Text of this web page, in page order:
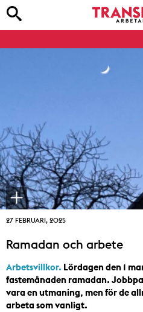
27 FEBRUARI, 2025
Ramadan och arbete
Arbetsvillkor. Lördagen den 1
fastemånaden ramadan.
vara en utmaning, men för de
arbeta som vanligt.